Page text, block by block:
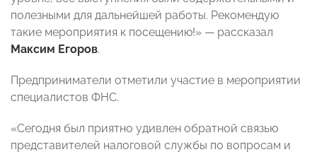
полезными для дальнейшей работы. Рекомендую
такие мероприятия к посещению!» — рассказал
Максим Егоров.
Предприниматели отметили участие в мероприятии
специалистов ФНС.
«Сегодня был приятно удивлен обратной связью
представителей налоговой службы по вопросам и